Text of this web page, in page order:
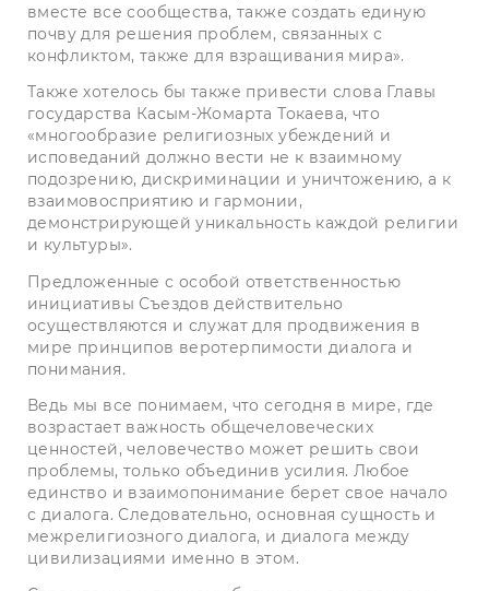
вместе все сообщества, также создать единую
почву для решения проблем, связанных с
конфликтом, также для взращивания мира».
Также хотелось бы также привести слова Главы
государства Касым-Жомарта Токаева, что
«многообразие религиозных убеждений и
исповеданий должно вести не к взаимному
подозрению, дискриминации и уничтожению, а к
взаимовосприятию и гармонии,
демонстрирующей уникальность каждой религии
и культуры».
Предложенные с особой ответственностью
инициативы Съездов действительно
осуществляются и служат для продвижения в
мире принципов веротерпимости диалога и
понимания.
Ведь мы все понимаем, что сегодня в мире, где
возрастает важность общечеловеческих
ценностей, человечество может решить свои
проблемы, только объединив усилия. Любое
единство и взаимопонимание берет свое начало
с диалога. Следовательно, основная сущность и
межрелигиозного диалога, и диалога между
цивилизациями именно в этом.